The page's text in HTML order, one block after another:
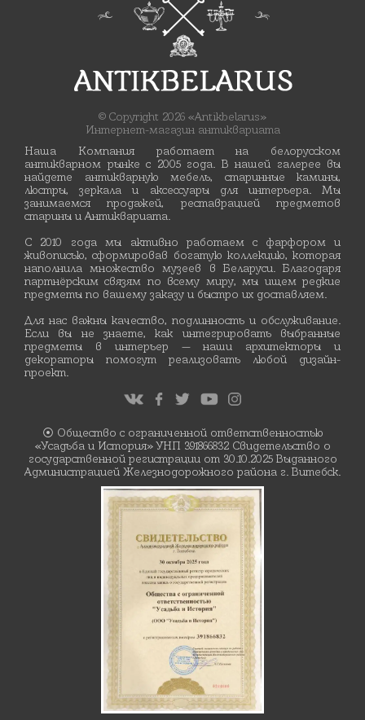
© Copyright 2026 «Antikbelarus»
Интернет-магазин антиквариата
Наша Компания работает на белорусском
антикварном рынке с 2005 года. В нашей галерее вы
найдете антикварную мебель, старинные камины,
люстры, зеркала и аксессуары для интерьера. Мы
занимаемся продажей, реставрацией предметов
старины и Антиквариата.
С 2010 года мы активно работаем с фарфором и
живописью, сформировав богатую коллекцию, которая
наполнила множество музеев в Беларуси. Благодаря
партнёрским связям по всему миру, мы ищем редкие
предметы по вашему заказу и быстро их доставляем.
Для нас важны качество, подлинность и обслуживание.
Если вы не знаете, как интегрировать выбранные
предметы в интерьер — наши архитекторы и
декораторы помогут реализовать любой дизайн-
проект.
⦿ Общество с ограниченной ответственностью
«Усадьба и История» УНП 391866832 Свидетельство о
государственной регистрации от 30.10.2025 Выданного
Администрацией Железнодорожного района г. Витебск.